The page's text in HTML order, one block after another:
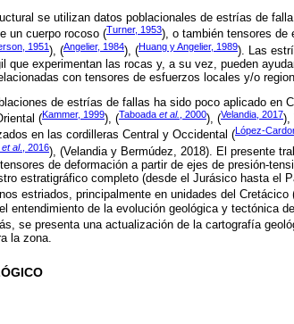
se utilizan datos poblacionales de estrías de
un cuerpo rocoso (Turner, 1953), o también tensores de
1951), (Angelier, 1984), (Huang y Angelier, 1989). Las
que experimentan las rocas y, a su vez, pueden
con tensores de esfuerzos locales y/o
de estrías de fallas ha sido poco aplicado en
(Kammer, 1999), (Taboada et al. , 2000), (Velandia, 2017),
en las cordilleras Central y Occidental (López-
et al., 2016), (Velandia y Bermúdez, 2018). El presente
de deformación a partir de ejes de presión-
estratigráfico completo (desde el Jurásico hasta el
estriados, principalmente en unidades del Cretácico
entendimiento de la evolución geológica y tectónica
se presenta una actualización de la cartografía
la zona.